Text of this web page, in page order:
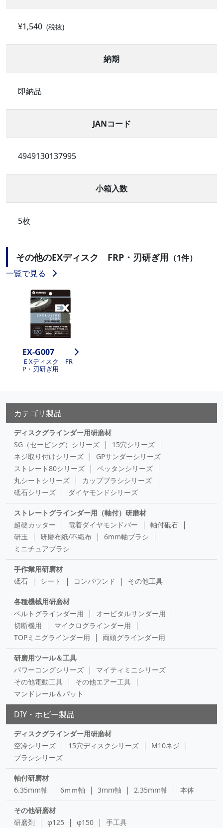
¥1,540 (税抜)
納期
即納品
JANコード
4949130137995
小箱入数
5枚
その他のEXディスク FRP・刃研ぎ用 （1件）
一覧で見る
EX-G007
ＥXディスク FR
P・刃研ぎ用
カテゴリ製品
ディスクグラインダー用研磨材
SG（セービング）シリーズ
15穴シリーズ
ネジ取り付けシリーズ
GPサンダーシリーズ
ストレート80シリーズ
ペッタンシリーズ
丸シートシリーズ
カップブラシシリーズ
砥石シリーズ
ダイヤモンドシリーズ
ストレートグラインダー用（軸付）研磨材
超硬カッター
電着ダイヤモンドバー
軸付砥石
研玉
研磨布紙/不織布
6mm軸ブラシ
ミニチュアブラシ
手作業用研磨材
砥石
シート コンパウンド その他工具
各種機械用研磨材
ベルトグラインダー用
オービタルサンダー用
切断機用
マイクログラインダー用
TOPミニグラインダー用
両頭グラインダー用
研磨用ツール＆工具
パワーコングシリーズ
マイティミニシリーズ
その他電動工具
その他エアー工具
マンドレール＆パット
DIY・ホビー製品
ディスクグラインダー用研磨材
空冷シリーズ
15穴ディスクシリーズ
M10ネジ
ブラシシリーズ
軸付研磨材
6.35mm軸
6ｍｍ軸 3mm軸 2.35mm軸 本体
その他研磨材
研磨剤
φ125 φ150 手工具